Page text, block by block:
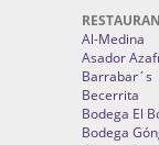
Al-Medina
Asador
Barrabar´s
Becerrita
Bodega El
Bodega